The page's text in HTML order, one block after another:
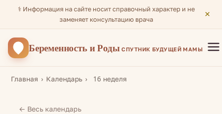
⚕️ Информация на сайте носит справочный характер и не
заменяет консультацию врача
×
Беременностьи Роды СПУТНИК БУДУЩЕЙ МАМЫ
Главная Календарь 16 неделя
← Весь календарь